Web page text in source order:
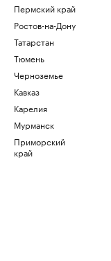
Пермский край
Ростов-на-Дону
Татарстан
Тюмень
Черноземье
Кавказ
Карелия
Мурманск
Приморский
край